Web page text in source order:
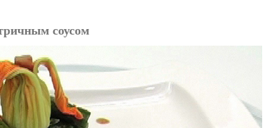
соусом